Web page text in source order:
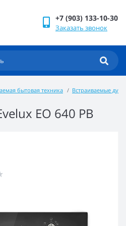
+7 (903) 133-10-30
Заказать звонок
бытовая техника Встраиваемые
EO 640 PB